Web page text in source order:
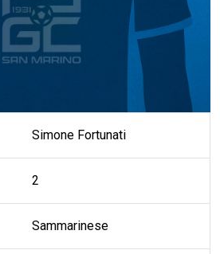
Simone Fortunati
2
Sammarinese